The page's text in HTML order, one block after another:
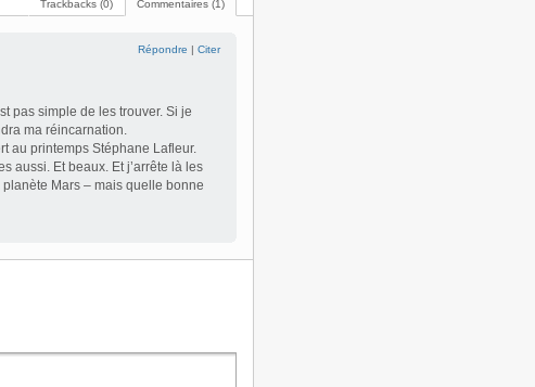
Commentaires (1)
Trackbacks (0)
Répondre | Citer
pas simple de les trouver. Si je
ma réincarnation.
au printemps Stéphane Lafleur.
aussi. Et beaux. Et j’arrête là les
Mars – mais quelle bonne